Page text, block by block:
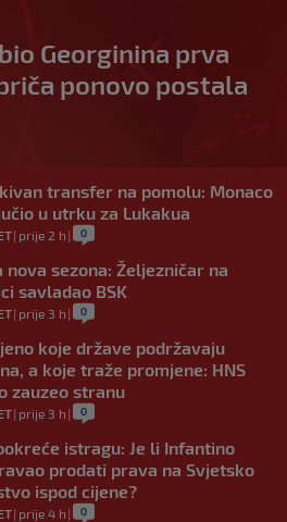
Georginina prva
ponovo postala
transfer na pomolu: Monaco
u utrku za Lukakua
| prije 2 h | 0
nova sezona: Željezničar na
savladao BSK
| prije 3 h | 0
koje države podržavaju
a koje traže promjene: HNS
zauzeo stranu
| prije 3 h | 0
istragu: Je li Infantino
prodati prava na Svjetsko
ispod cijene?
| prije 4 h | 0